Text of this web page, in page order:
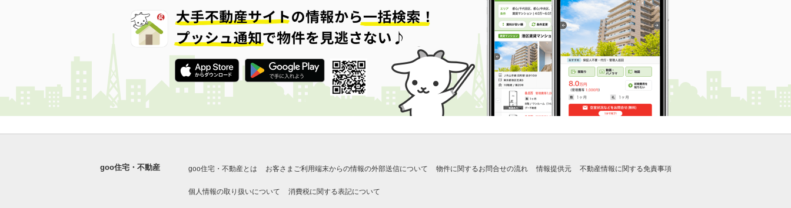
goo住宅・不動産 goo住宅・不動産とは お客さまご利用端末からの情報の外部送信について 物件に関するお問合せの流れ 情報提供元 不動産情報に関する免責事項
個人情報の取り扱いについて 消費税に関する表記について